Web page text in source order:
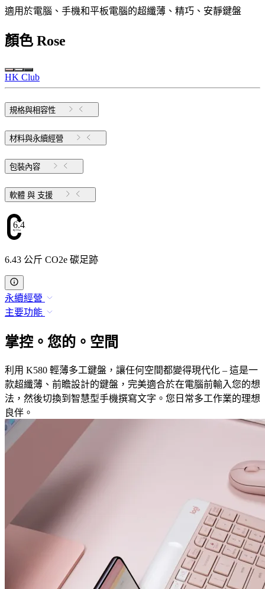
適用於電腦、手機和平板電腦的超纖薄、精巧、安靜鍵盤
顏色 Rose
HK Club
規格與相容性
材料與永續經營
包裝內容
軟體 與 支援
6.43
6.43 公斤 CO2e 碳足跡
永續經營
主要功能
掌控。您的。空間
利用 K580 輕薄多工鍵盤，讓任何空間都變得現代化 – 這是一
款超纖薄、前瞻設計的鍵盤，完美適合於在電腦前輸入您的想
法，然後切換到智慧型手機撰寫文字。您日常多工作業的理想
良伴。